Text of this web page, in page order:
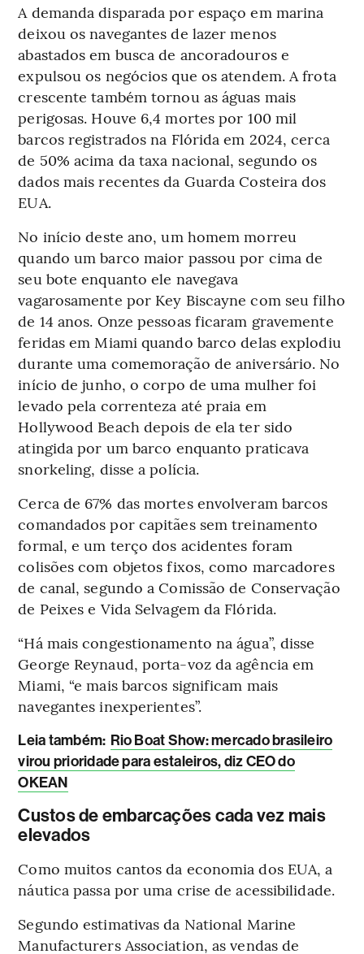
A demanda disparada por espaço em marina
deixou os navegantes de lazer menos
abastados em busca de ancoradouros e
expulsou os negócios que os atendem. A frota
crescente também tornou as águas mais
perigosas. Houve 6,4 mortes por 100 mil
barcos registrados na Flórida em 2024, cerca
de 50% acima da taxa nacional, segundo os
dados mais recentes da Guarda Costeira dos
EUA.
No início deste ano, um homem morreu
quando um barco maior passou por cima de
seu bote enquanto ele navegava
vagarosamente por Key Biscayne com seu filho
de 14 anos. Onze pessoas ficaram gravemente
feridas em Miami quando barco delas explodiu
durante uma comemoração de aniversário. No
início de junho, o corpo de uma mulher foi
levado pela correnteza até praia em
Hollywood Beach depois de ela ter sido
atingida por um barco enquanto praticava
snorkeling, disse a polícia.
Cerca de 67% das mortes envolveram barcos
comandados por capitães sem treinamento
formal, e um terço dos acidentes foram
colisões com objetos fixos, como marcadores
de canal, segundo a Comissão de Conservação
de Peixes e Vida Selvagem da Flórida.
“Há mais congestionamento na água”, disse
George Reynaud, porta-voz da agência em
Miami, “e mais barcos significam mais
navegantes inexperientes”.
Leia também: Rio Boat Show: mercado brasileiro
virou prioridade para estaleiros, diz CEO do
OKEAN
Custos de embarcações cada vez mais
elevados
Como muitos cantos da economia dos EUA, a
náutica passa por uma crise de acessibilidade.
Segundo estimativas da National Marine
Manufacturers Association, as vendas de